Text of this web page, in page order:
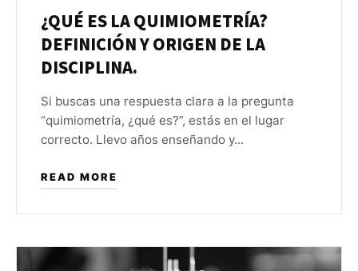
¿QUÉ ES LA QUIMIOMETRÍA?
DEFINICIÓN Y ORIGEN DE LA
DISCIPLINA.
Si buscas una respuesta clara a la pregunta
“quimiometría, ¿qué es?”, estás en el lugar
correcto. Llevo años enseñando y...
READ MORE